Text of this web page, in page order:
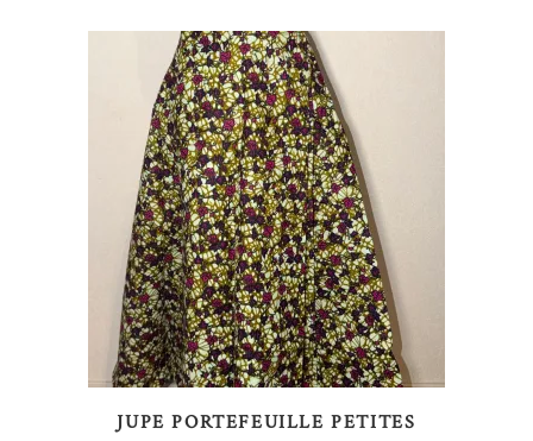
AJOUTER AU PANIER
JUPE PORTEFEUILLE PETITES